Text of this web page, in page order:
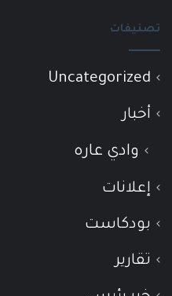
تصنيفات
Uncategorized
أخبار
وادي عاره
إعلانات
بودكاست
تقارير